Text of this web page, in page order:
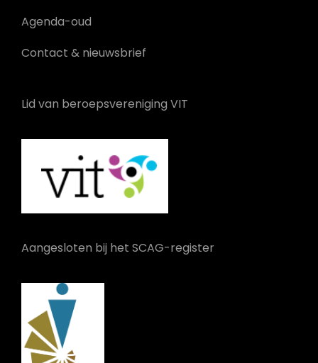
Agenda-oud
Contact & nieuwsbrief
Lid van beroepsvereniging VIT
Aangesloten bij het SCAG-register